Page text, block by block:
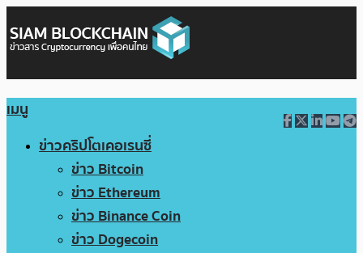
เมนู
ข่าวคริปโตเคอเรนซี่
ข่าว Bitcoin
ข่าว Ethereum
ข่าว Binance Coin
ข่าว Dogecoin